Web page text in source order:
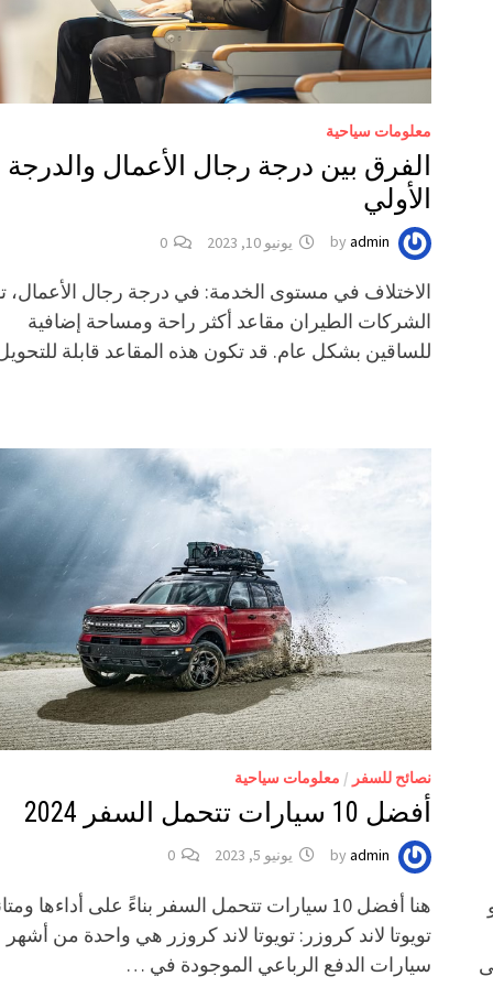
معلومات سياحية
الفرق بين درجة رجال الأعمال والدرجة
الأولي
byadmin يونيو 10, 2023 0
الاختلاف في مستوى الخدمة: في درجة رجال الأعمال،
الشركات الطيران مقاعد أكثر راحة ومساحة إضافية
للساقين بشكل عام. قد تكون هذه المقاعد قابلة
نصائح للسفر / معلومات سياحية
أفضل 10 سيارات تتحمل السفر 2024
byadmin يونيو 5, 2023 0
هنا أفضل 10 سيارات تتحمل السفر بناءً على أداءها
تويوتا لاند كروزر: تويوتا لاند كروزر هي واحدة من أشهر
سيارات الدفع الرباعي الموجودة في …